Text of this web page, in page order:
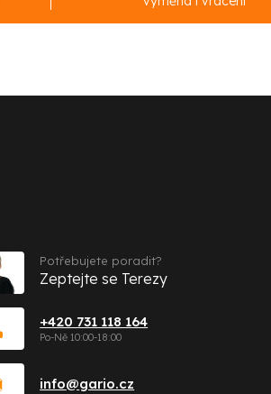
info@gario.cz
+420 731 118 164
Potřebujete poradit?
Zeptejte se Terezy